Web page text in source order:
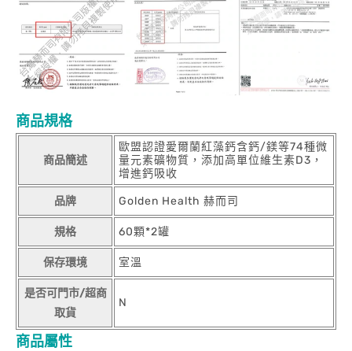
商品規格
商品簡述
歐盟認證愛爾蘭紅藻鈣含鈣/鎂等74種微
量元素礦物質，添加高單位維生素D3，
增進鈣吸收
品牌 Golden Health 赫而司
規格 60顆*2罐
保存環境 室溫
是否可門市/超商
取貨
N
商品屬性